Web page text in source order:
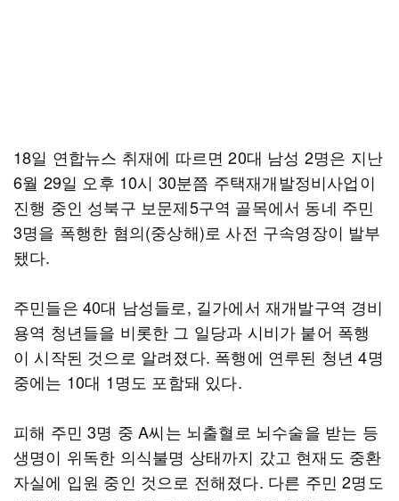
18일 연합뉴스 취재에 따르면 20대 남성 2명은 지난
6월 29일 오후 10시 30분쯤 주택재개발정비사업이
진행 중인 성북구 보문제5구역 골목에서 동네 주민
3명을 폭행한 혐의(중상해)로 사전 구속영장이 발부
됐다.
주민들은 40대 남성들로, 길가에서 재개발구역 경비
용역 청년들을 비롯한 그 일당과 시비가 붙어 폭행
이 시작된 것으로 알려졌다. 폭행에 연루된 청년 4명
중에는 10대 1명도 포함돼 있다.
피해 주민 3명 중 A씨는 뇌출혈로 뇌수술을 받는 등
생명이 위독한 의식불명 상태까지 갔고 현재도 중환
자실에 입원 중인 것으로 전해졌다. 다른 주민 2명도